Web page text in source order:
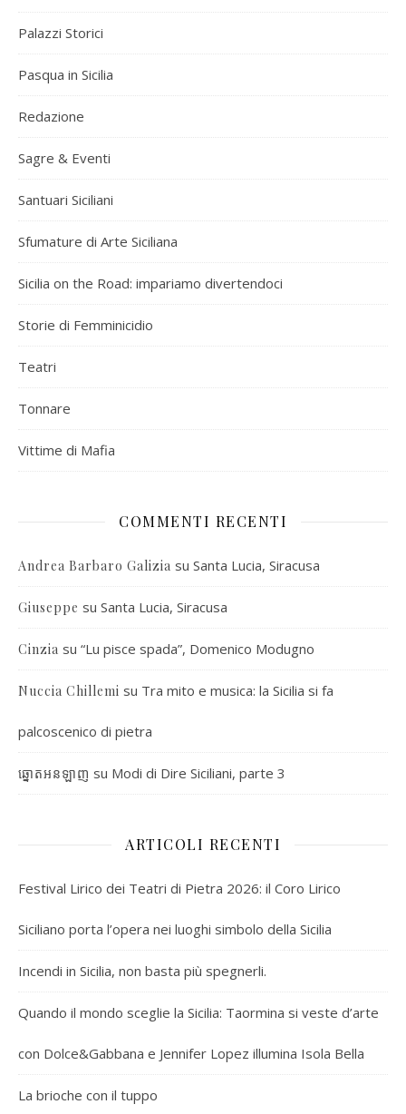
Palazzi Storici
Pasqua in Sicilia
Redazione
Sagre & Eventi
Santuari Siciliani
Sfumature di Arte Siciliana
Sicilia on the Road: impariamo divertendoci
Storie di Femminicidio
Teatri
Tonnare
Vittime di Mafia
COMMENTI RECENTI
Andrea Barbaro Galizia su Santa Lucia, Siracusa
Giuseppe su Santa Lucia, Siracusa
Cinzia su “Lu pisce spada”, Domenico Modugno
Nuccia Chillemi su Tra mito e musica: la Sicilia si fa
palcoscenico di pietra
ឆ្នោតអនឡាញ su Modi di Dire Siciliani, parte 3
ARTICOLI RECENTI
Festival Lirico dei Teatri di Pietra 2026: il Coro Lirico
Siciliano porta l’opera nei luoghi simbolo della Sicilia
Incendi in Sicilia, non basta più spegnerli.
Quando il mondo sceglie la Sicilia: Taormina si veste d’arte
con Dolce&Gabbana e Jennifer Lopez illumina Isola Bella
La brioche con il tuppo